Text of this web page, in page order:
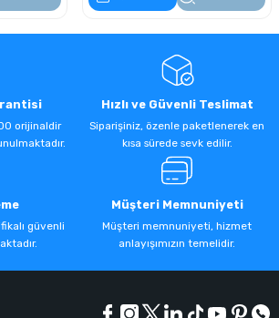
orijinaldir
Hızlı ve Güvenli Teslimat
Siparişiniz, özenle paketlenerek en
kısa sürede sevk edilir.
güvenli
Müşteri Memnuniyeti
Müşteri memnuniyeti, hizmet
anlayışımızın temelidir.